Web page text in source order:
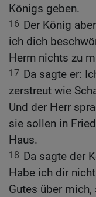
Königs geben.
16 Der König
ich dich
Herrn nichts zu
17 Da sagte er:
zerstreut wie
Und der Herr
sie sollen in
Haus.
18 Da sagte der
Habe ich dir
Gutes über mich,